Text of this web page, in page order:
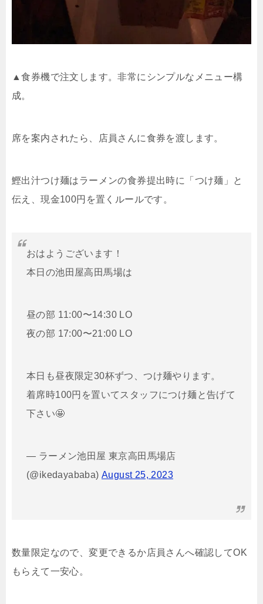
▲食券機で注文します。非常にシンプルなメニュー構
成。
席を案内されたら、店員さんに食券を渡します。
鰹出汁つけ麺はラーメンの食券提出時に「つけ麺」と
伝え、現金100円を置くルールです。
おはようございます！
本日の池田屋高田馬場は
昼の部 11:00〜14:30 LO
夜の部 17:00〜21:00 LO
本日も昼夜限定30杯ずつ、つけ麺やります。
着席時100円を置いてスタッフにつけ麺と告げて
下さい🤩
— ラーメン池田屋 東京高田馬場店
(@ikedayababa)August 25, 2023
数量限定なので、変更できるか店員さんへ確認してOK
もらえて一安心。